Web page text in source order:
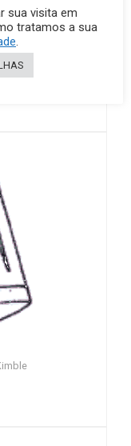
sua visita em
tratamos a sua
.